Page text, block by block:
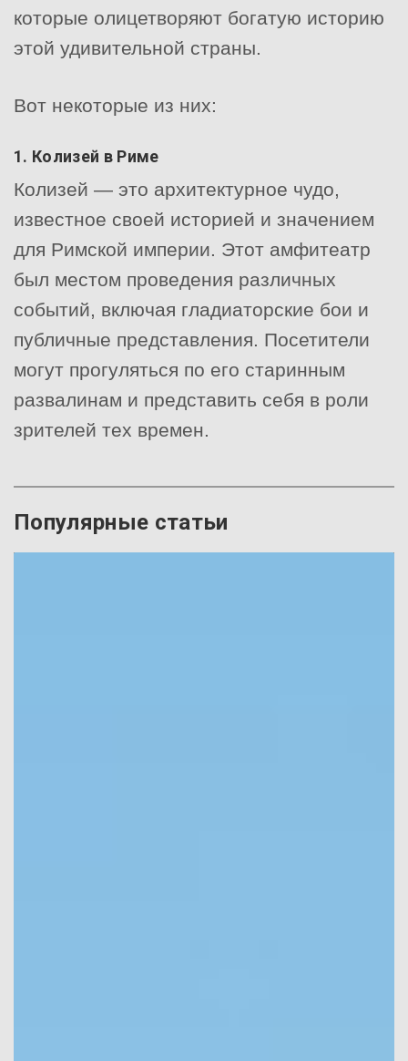
которые олицетворяют богатую историю
этой удивительной страны.
Вот некоторые из них:
1. Колизей в Риме
Колизей — это архитектурное чудо,
известное своей историей и значением
для Римской империи. Этот амфитеатр
был местом проведения различных
событий, включая гладиаторские бои и
публичные представления. Посетители
могут прогуляться по его старинным
развалинам и представить себя в роли
зрителей тех времен.
Популярные статьи